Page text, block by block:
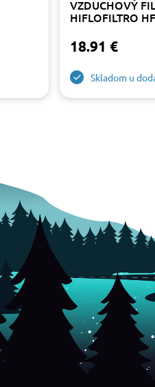
VZDUCHOVÝ
HIFLOFILTRO
18.91 €
Skladom u